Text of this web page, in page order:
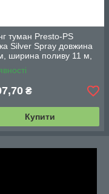
туман Presto-PS
Silver Spray довжина
ширина поливу 11 м,
50 мм (803508-9)
₴
Купити